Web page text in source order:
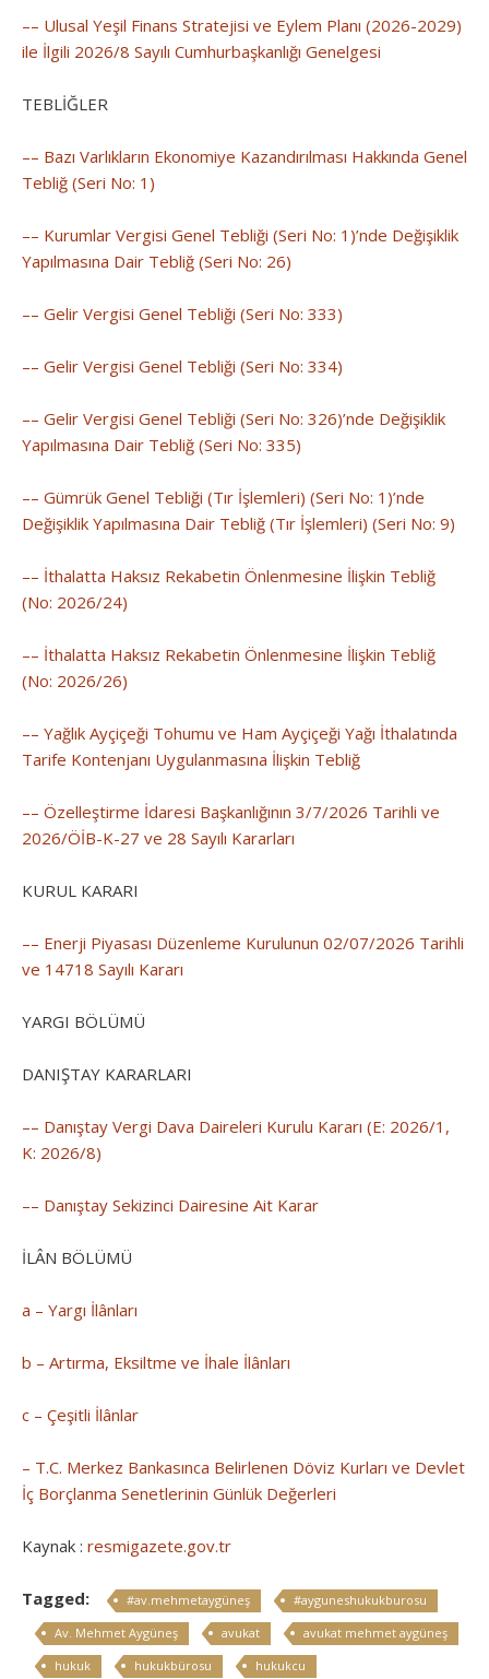
–– Ulusal Yeşil Finans Stratejisi ve Eylem Planı (2026-2029)
ile İlgili 2026/8 Sayılı Cumhurbaşkanlığı Genelgesi
TEBLİĞLER
–– Bazı Varlıkların Ekonomiye Kazandırılması Hakkında Genel
Tebliğ (Seri No: 1)
–– Kurumlar Vergisi Genel Tebliği (Seri No: 1)’nde Değişiklik
Yapılmasına Dair Tebliğ (Seri No: 26)
–– Gelir Vergisi Genel Tebliği (Seri No: 333)
–– Gelir Vergisi Genel Tebliği (Seri No: 334)
–– Gelir Vergisi Genel Tebliği (Seri No: 326)’nde Değişiklik
Yapılmasına Dair Tebliğ (Seri No: 335)
–– Gümrük Genel Tebliği (Tır İşlemleri) (Seri No: 1)’nde
Değişiklik Yapılmasına Dair Tebliğ (Tır İşlemleri) (Seri No: 9)
–– İthalatta Haksız Rekabetin Önlenmesine İlişkin Tebliğ
(No: 2026/24)
–– İthalatta Haksız Rekabetin Önlenmesine İlişkin Tebliğ
(No: 2026/26)
–– Yağlık Ayçiçeği Tohumu ve Ham Ayçiçeği Yağı İthalatında
Tarife Kontenjanı Uygulanmasına İlişkin Tebliğ
–– Özelleştirme İdaresi Başkanlığının 3/7/2026 Tarihli ve
2026/ÖİB-K-27 ve 28 Sayılı Kararları
KURUL KARARI
–– Enerji Piyasası Düzenleme Kurulunun 02/07/2026 Tarihli
ve 14718 Sayılı Kararı
YARGI BÖLÜMÜ
DANIŞTAY KARARLARI
–– Danıştay Vergi Dava Daireleri Kurulu Kararı (E: 2026/1,
K: 2026/8)
–– Danıştay Sekizinci Dairesine Ait Karar
İLÂN BÖLÜMÜ
a – Yargı İlânları
b – Artırma, Eksiltme ve İhale İlânları
c – Çeşitli İlânlar
– T.C. Merkez Bankasınca Belirlenen Döviz Kurları ve Devlet
İç Borçlanma Senetlerinin Günlük Değerleri
Kaynak : resmigazete.gov.tr
Tagged: #av.mehmetaygüneş
#ayguneshukukburosu
Av. Mehmet Aygüneş
avukat
avukat mehmet aygüneş
hukuk
hukukbürosu
hukukcu